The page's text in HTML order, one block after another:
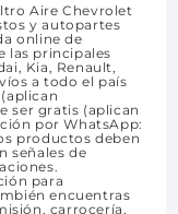
Aire Chevrolet
y autopartes
online de
las principales
Kia, Renault,
a todo el país
ser gratis (aplican
por WhatsApp:
productos deben
señales de
para
encuentras
carrocería,